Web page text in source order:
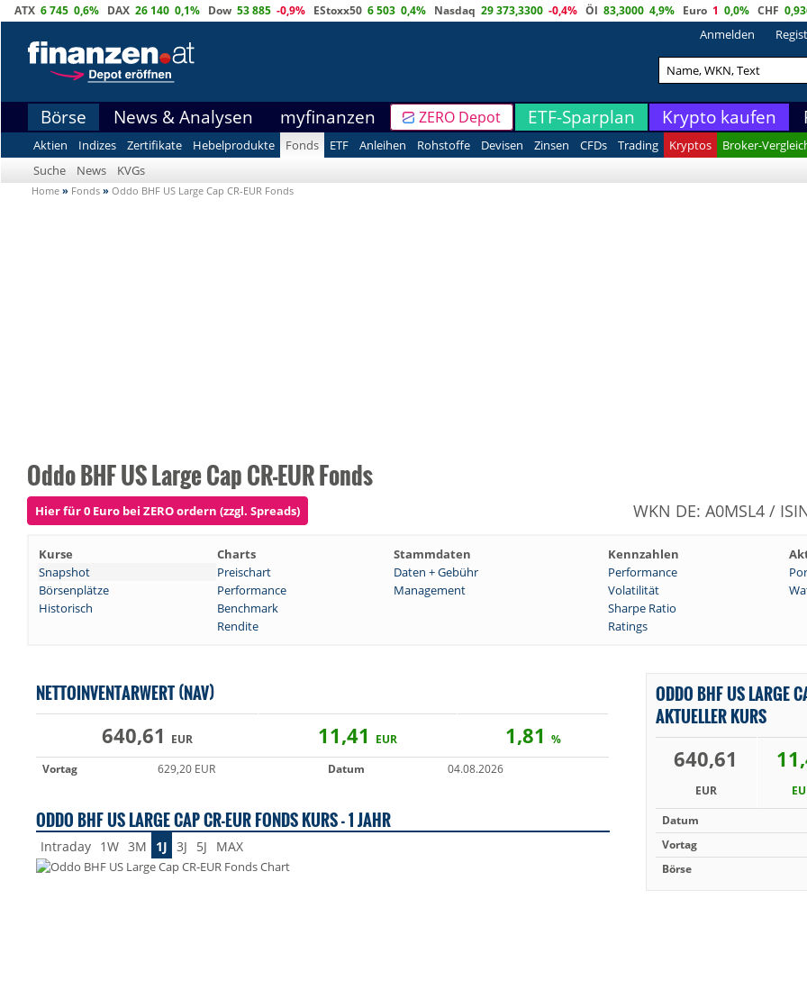
ATX 6 745 0,6% DAX 26 140 0,1% Dow 53 885 -0,9% EStoxx50 6 503 0,4% Nasdaq 29 373,3300 -0,4% Öl 83,3000 4,9% Euro 1 0,0% CHF
Anmelden
Börse News & Analysen myfinanzen ZERO Depot ETF-Sparplan Krypto kaufen
Aktien Indizes Zertifikate Hebelprodukte Fonds ETF Anleihen Rohstoffe Devisen Zinsen CFDs Trading Kryptos
Broker-
Suche
News KVGs
Home » Fonds » Oddo BHF US Large Cap CR-EUR Fonds
Oddo BHF US Large Cap CR-EUR Fonds
Hier für 0 Euro bei ZERO ordern (zzgl. Spreads) WKN DE: A0MSL4 /
Kurse Charts Stammdaten Kennzahlen
Snapshot
Preischart Daten + Gebühr Performance
Börsenplätze
Performance Management Volatilität
Historisch
Benchmark
Sharpe Ratio
Rendite
Ratings
NETTOINVENTARWERT (NAV)
640,61 EUR 11,41 EUR 1,81 %
Vortag
629,20 EUR Datum 04.08.2026
ODDO BHF US LARGE CAP CR-EUR FONDS KURS - 1 JAHR
Intraday 1W 3M 1J 3J 5J MAX
ODDO BHF US LARGE
AKTUELLER KURS
640,61
EUR
Datum
Vortag
Börse